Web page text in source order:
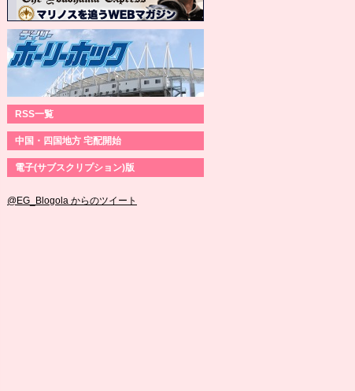
RSS一覧
中国・四国地方 宅配開始
電子(サブスクリプション)版
@EG_Blogola からのツイート